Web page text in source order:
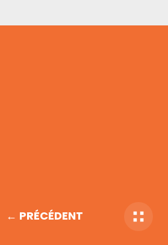
← PRÉCÉDENT